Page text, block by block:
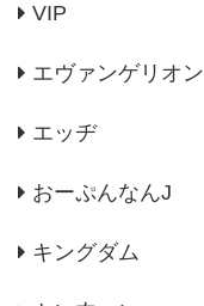
VIP
エヴァンゲリオン
エッヂ
おーぷんなんJ
キングダム